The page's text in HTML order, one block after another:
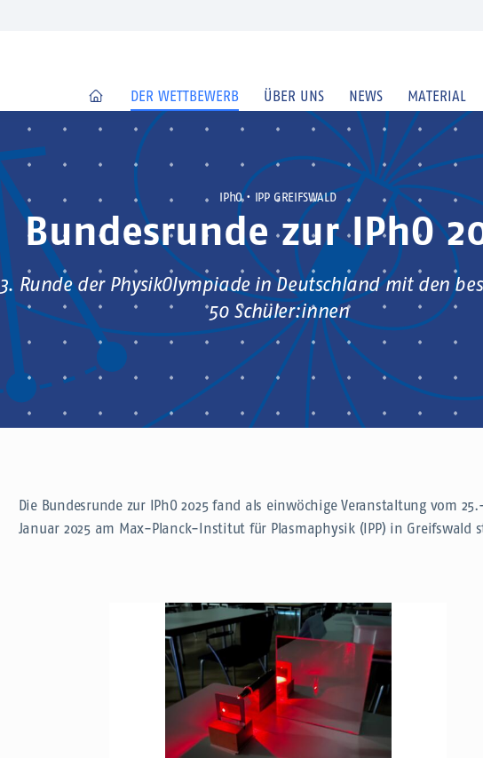
HOME DER WETTBEWERB ÜBER UNS NEWS MATERIAL
IPhO• IPP GREIFSWALD
Bundesrunde zur IPhO
3. Runde der PhysikOlympiade in Deutschland mit den
50 Schüler:innen
Die Bundesrunde zur IPhO 2025 fand als einwöchige Veranstaltung vom
Januar 2025 am Max-Planck-Institut für Plasmaphysik (IPP) in Greifswald